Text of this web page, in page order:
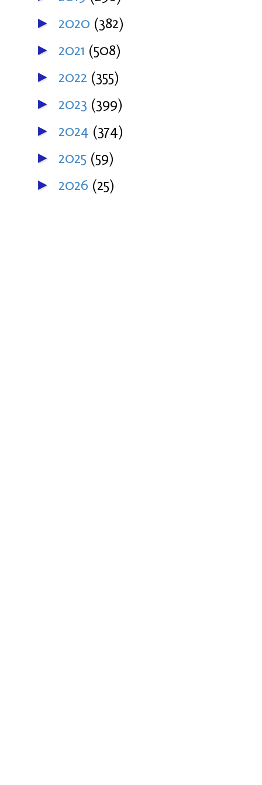
► 2020 (382)
► 2021 (508)
► 2022 (355)
► 2023 (399)
► 2024 (374)
► 2025 (59)
► 2026 (25)